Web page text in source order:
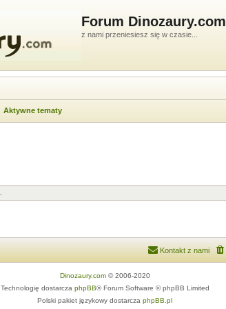
Forum Dinozaury.com
z nami przeniesiesz się w czasie...
Aktywne tematy
Kontakt z nami
Dinozaury.com© 2006-2020
Technologię dostarcza phpBB® Forum Software © phpBB Limited
Polski pakiet językowy dostarcza phpBB.pl